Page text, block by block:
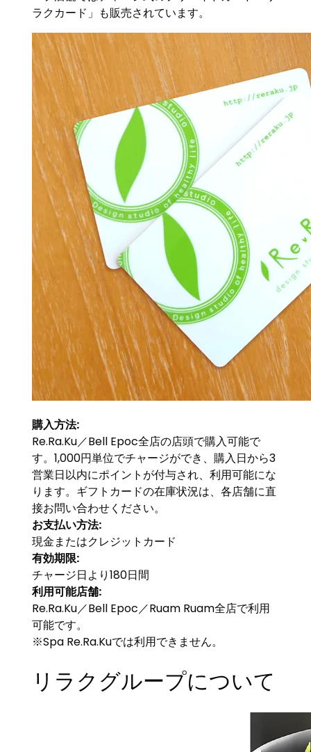
ラクカード」も販売されています。
購入方法:
Re.Ra.Ku／Bell Epoc全店の店頭で購入可能で
す。1,000円単位でチャージができ、購入日から3
営業日以内にポイントが付与され、利用可能にな
ります。ギフトカードの在庫状況は、各店舗に直
接お問い合わせください。
お支払い方法:
現金またはクレジットカード
有効期限:
チャージ日より180日間
利用可能店舗:
Re.Ra.Ku／Bell Epoc／Ruam Ruam全店で利用
可能です。
※Spa Re.Ra.Kuでは利用できません。
リラクグループについて